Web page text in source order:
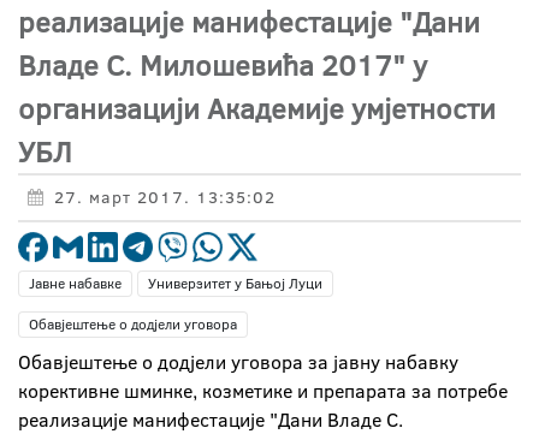
реализације манифестације "Дани
Владе С. Милошевића 2017" у
организацији Академије умјетности
УБЛ
27. март 2017. 13:35:02
Јавне набавке
Универзитет у Бањој Луци
Обавјештење о додјели уговора
Обавјештење о додјели уговора за јавну набавку
корективне шминке, козметике и препарата за потребе
реализације манифестације "Дани Владе С.